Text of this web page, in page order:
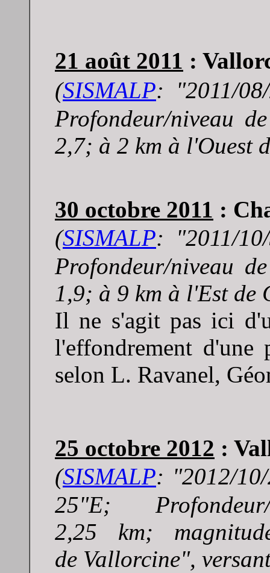
21 août 2011 :
(SISMALP: "2011/
Profondeur/niveau
2,7; à 2 km à l'Ouest
30 octobre 2011 :
(SISMALP: "2011/
Profondeur/niveau
1,9; à 9 km à l'Est de
Il ne s'agit pas ici
l'effondrement
selon L. Ravanel,
25 octobre 2012 :
(SISMALP: "2012/
25"E;
2,25 km;
de Vallorcine",